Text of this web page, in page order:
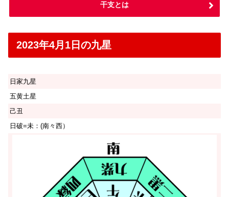
干支とは
2023年4月1日の九星
日家九星
五黄土星
己丑
日破=未：(南々西）